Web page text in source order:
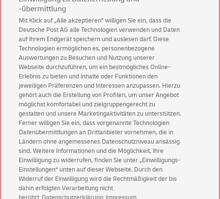
Geschäftskunden
-übermittlung
Mit Klick auf „Alle akzeptieren” willigen Sie ein, dass die
Deutsche Post AG alle Technologien verwenden und Daten
auf Ihrem Endgerät speichern und auslesen darf. Diese
Technologien ermöglichen es, personenbezogene
Auswertungen zu Besuchen und Nutzung unserer
Webseite durchzuführen, um ein bestmögliches Online-
Erlebnis zu bieten und Inhalte oder Funktionen den
jeweiligen Präferenzen und Interessen anzupassen. Hierzu
gehört auch die Erstellung von Profilen, um unser Angebot
möglichst komfortabel und zielgruppengerecht zu
gestalten und unsere Marketingaktivitäten zu unterstützen.
Ferner willigen Sie ein, dass vorgenannte Technologien
Datenübermittlungen an Drittanbieter vornehmen, die in
Ländern ohne angemessenes Datenschutzniveau ansässig
sind. Weitere Informationen und die Möglichkeit, Ihre
Einwilligung zu widerrufen, finden Sie unter „Einwilligungs-
Einstellungen“ unten auf dieser Webseite. Durch den
Widerruf der Einwilligung wird die Rechtmäßigkeit der bis
dahin erfolgten Verarbeitung nicht